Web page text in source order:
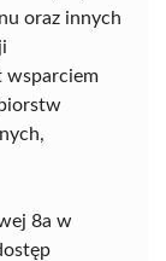
oraz innych
wsparciem
8a w